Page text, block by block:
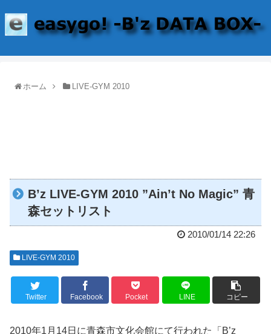
ホーム LIVE-GYM 2010
B’z LIVE-GYM 2010 ”Ain’t No Magic” 青
森セットリスト
2010/01/14 22:26
LIVE-GYM 2010
Twitter Facebook Pocket LINE コピー
2010年1月14日に青森市文化会館にて行われた「B’z